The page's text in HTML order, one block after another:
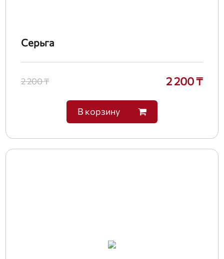
Серьга
2 200 ₸ 2 200 ₸
В корзину